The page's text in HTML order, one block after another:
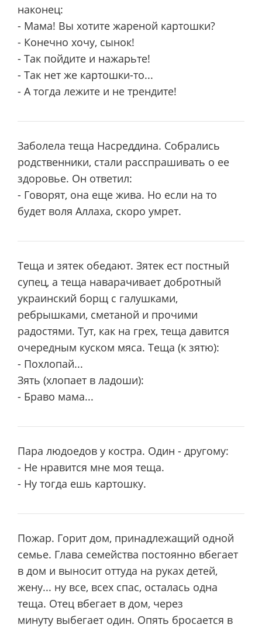
наконец:
- Мама! Вы хотите жареной картошки?
- Конечно хочу, сынок!
- Так пойдите и нажарьте!
- Так нет же картошки-то...
- А тогда лежите и не трендите!
Заболела теща Насреддина. Собрались
родственники, стали расспрашивать о ее
здоровье. Он ответил:
- Говорят, она еще жива. Но если на то
будет воля Аллаха, скоро умрет.
Тeща и зятек обедают. Зятек ест постный
супец, а тeща наварачивает добротный
украинский борщ с галушками,
ребрышками, сметаной и прочими
радостями. Тут, как на грех, теща давится
очередным куском мяса. Тeща (к зятю):
- Похлопай...
Зять (хлопает в ладоши):
- Браво мама...
Пара людоедов у костра. Один - другому:
- Не нравится мне моя теща.
- Ну тогда ешь картошку.
Пожар. Горит дом, принадлежащий одной
семье. Глава семейства постоянно вбегает
в дом и выносит оттуда на руках детей,
жену... ну все, всех спас, осталась одна
теща. Отец вбегает в дом, через
минуту выбегает один. Опять бросается в